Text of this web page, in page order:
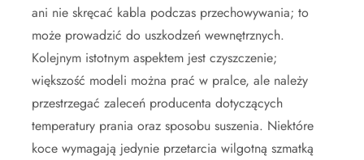
ani nie skręcać kabla podczas przechowywania; to
może prowadzić do uszkodzeń wewnętrznych.
Kolejnym istotnym aspektem jest czyszczenie;
większość modeli można prać w pralce, ale należy
przestrzegać zaleceń producenta dotyczących
temperatury prania oraz sposobu suszenia. Niektóre
koce wymagają jedynie przetarcia wilgotną szmatką